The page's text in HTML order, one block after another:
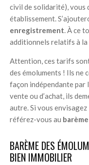
civil de solidarité), vous
établissement.
enregistrement . À ce
additionnels relatifs à
Attention, ces tarifs
des émoluments ! Ils ne
façon indépendante par
vente ou d’achat, ils
autre. Si vous envisagez
référez-vous au
BARÈME DES
BIEN IMMOBILIER